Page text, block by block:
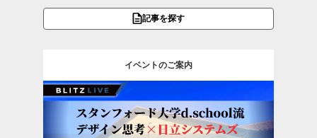
記事を探す
イベントのご案内